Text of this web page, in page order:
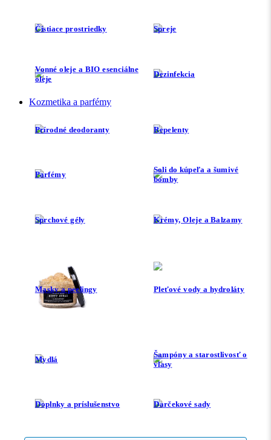
Čistiace prostriedky Spreje
Vonné oleje a BIO esenciálne
oleje
Dezinfekcia
Kozmetika a parfémy
Prírodné deodoranty Repelenty
Parfémy
Soli do kúpeľa a šumivé
bomby
Sprchové gély Krémy, Oleje a Balzamy
Masky a peelingy Pleťové vody a hydroláty
Mydlá
Šampóny a starostlivosť o
vlasy
Doplnky a príslušenstvo Darčekové sady